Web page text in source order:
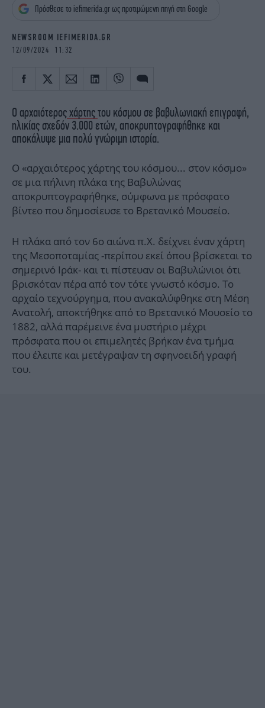
iBOOKS
ΖΩΔΙΑ
MEDIA
NEWSLETTER
Πρόσθεσε το iefimerida.gr ως προτιμώμενη πηγή στη Google
NEWSROOM IEFIMERIDA.GR
12/09/2024 11:32
Ο αρχαιότεροςχάρτηςτου κόσμου σε βαβυλωνιακή επιγραφή,
ηλικίας σχεδόν 3.000 ετών, αποκρυπτογραφήθηκε και
αποκάλυψε μια πολύ γνώριμη ιστορία.
Ο «αρχαιότερος χάρτης του κόσμου... στον κόσμο»
σε μια πήλινη πλάκα της Βαβυλώνας
αποκρυπτογραφήθηκε, σύμφωνα με πρόσφατο
βίντεο που δημοσίευσε το Βρετανικό Μουσείο.
Η πλάκα από τον 6ο αιώνα π.Χ. δείχνει έναν χάρτη
της Μεσοποταμίας -περίπου εκεί όπου βρίσκεται το
σημερινό Ιράκ- και τι πίστευαν οι Βαβυλώνιοι ότι
βρισκόταν πέρα από τον τότε γνωστό κόσμο. Το
αρχαίο τεχνούργημα, που ανακαλύφθηκε στη Μέση
Ανατολή, αποκτήθηκε από το Βρετανικό Μουσείο το
1882, αλλά παρέμεινε ένα μυστήριο μέχρι
πρόσφατα που οι επιμελητές βρήκαν ένα τμήμα
που έλειπε και μετέγραψαν τη σφηνοειδή γραφή
του.